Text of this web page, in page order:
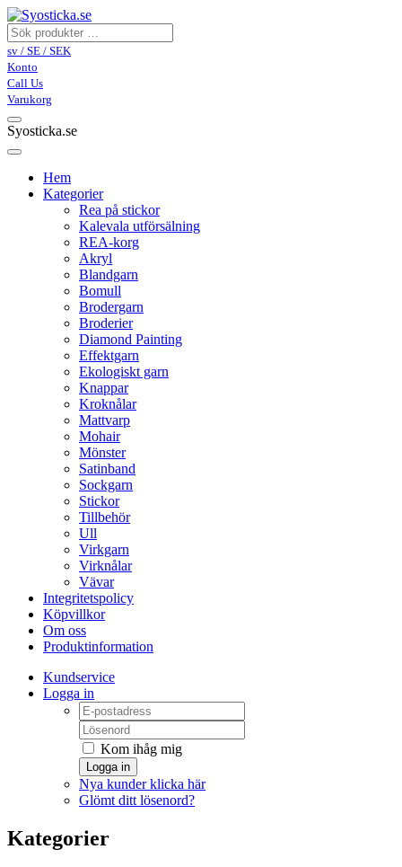
sv / SE / SEK
Konto
Call Us
Varukorg
Syosticka.se
Hem
Kategorier
Rea på stickor
Kalevala utförsälning
REA-korg
Akryl
Blandgarn
Bomull
Brodergarn
Broderier
Diamond Painting
Effektgarn
Ekologiskt garn
Knappar
Kroknålar
Mattvarp
Mohair
Mönster
Satinband
Sockgarn
Stickor
Tillbehör
Ull
Virkgarn
Virknålar
Vävar
Integritetspolicy
Köpvillkor
Om oss
Produktinformation
Kundservice
Logga in
Kom ihåg mig
Logga in
Nya kunder klicka här
Glömt ditt lösenord?
Kategorier